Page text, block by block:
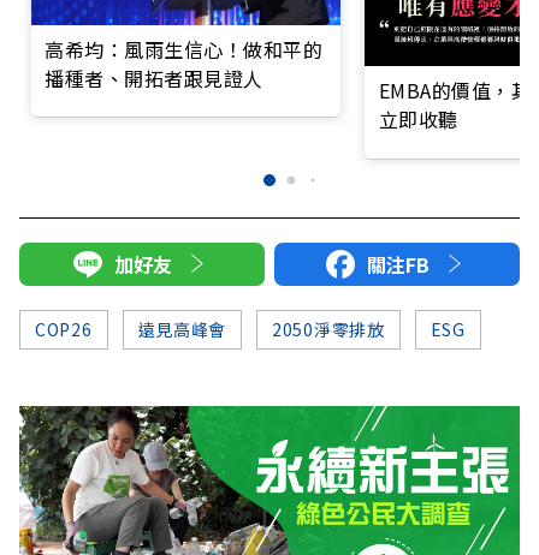
高希均：風雨生信心！做和平的
播種者、開拓者跟見證人
EMBA的價值，
立即收聽
加好友 關注FB
COP26 遠見高峰會 2050淨零排放 ESG